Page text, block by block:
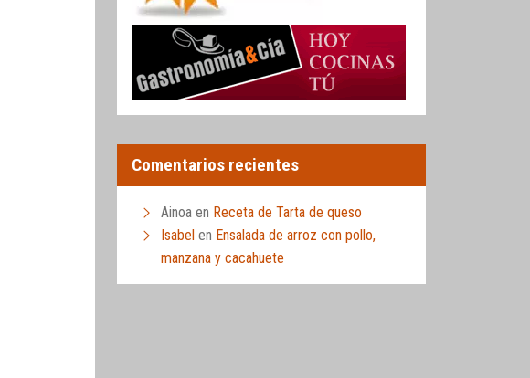
Comentarios recientes
Ainoa en Receta de Tarta de queso
Isabel en Ensalada de arroz con pollo,
manzana y cacahuete